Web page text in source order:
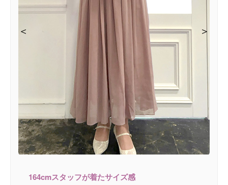
＜ ＞
＜ ＞
＜ ＞
164cmスタッフが着たサイズ感